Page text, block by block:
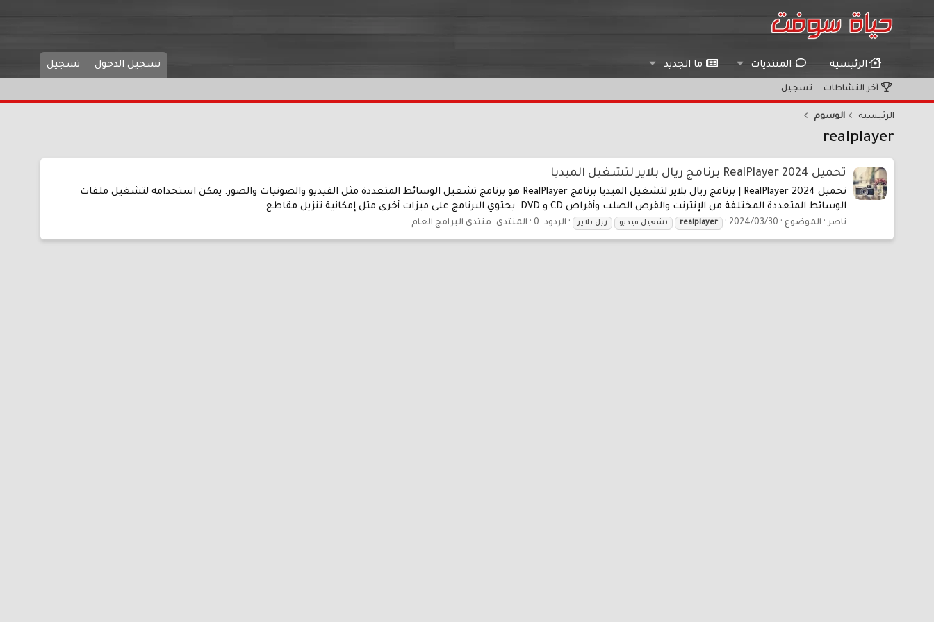
الرئيسية المنتديات ما الجديد تسجيل الدخول تسجيل
آخر النشاطات تسجيل
الرئيسية الوسوم
realplayer
تحميل RealPlayer 2024 برنامج ريال بلاير لتشغيل الميديا
تحميل RealPlayer 2024 | برنامج ريال بلاير لتشغيل الميديا برنامج RealPlayer هو برنامج تشغيل الوسائط المتعددة مثل الفيديو والصوتيات والصور. يمكن استخدامه لتشغيل ملفات
الوسائط المتعددة المختلفة من الإنترنت والقرص الصلب وأقراص CD و DVD. يحتوي البرنامج على ميزات أخرى مثل إمكانية تنزيل مقاطع...
ناصر الموضوع 2024/03/30
realplayer تشغيل فيديو ريل بلاير الردود: 0 المنتدى: منتدى البرامج العام